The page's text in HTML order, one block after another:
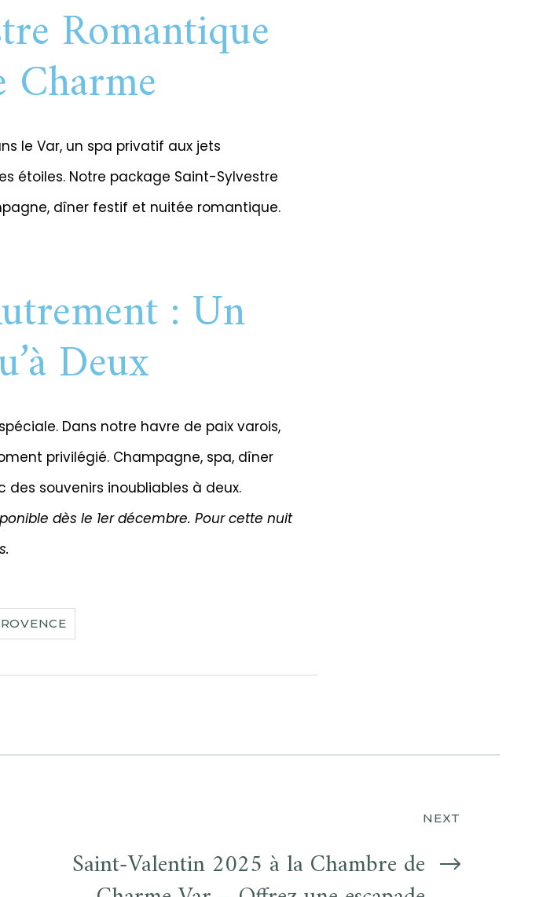
Romantique
le Var, un spa privatif aux jets
étoiles. Notre package Saint-Sylvestre
dîner festif et nuitée romantique.
: Un
Deux
Dans notre havre de paix varois,
privilégié. Champagne, spa, dîner
souvenirs inoubliables à deux.
dès le 1er décembre. Pour cette nuit
NEXT
Saint-Valentin 2025 à la Chambre de